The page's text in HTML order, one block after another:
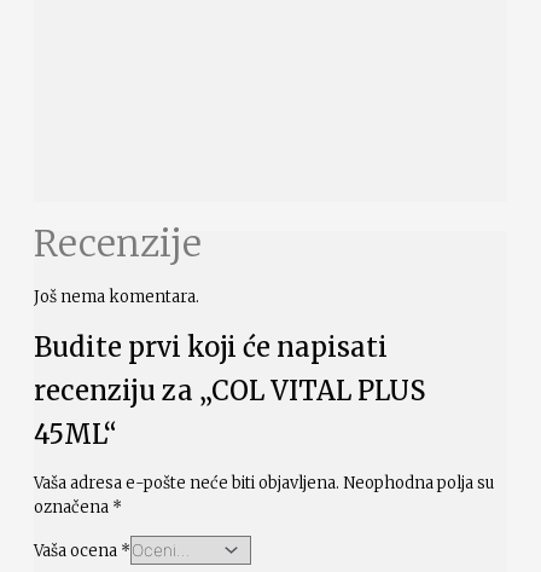
Recenzije
Još nema komentara.
Budite prvi koji će napisati
recenziju za „COL VITAL PLUS
45ML“
Vaša adresa e-pošte neće biti objavljena. Neophodna polja su
označena *
Vaša ocena *